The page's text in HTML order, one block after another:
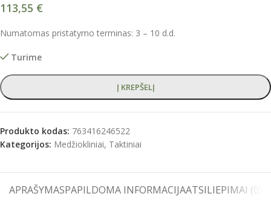
113,55 €
Numatomas pristatymo terminas: 3 – 10 d.d.
Turime
Į KREPŠELĮ
Produkto kodas: 763416246522
Kategorijos: Medžiokliniai, Taktiniai
APRAŠYMASPAPILDOMA INFORMACIJAATSILIEPIMAI (0)